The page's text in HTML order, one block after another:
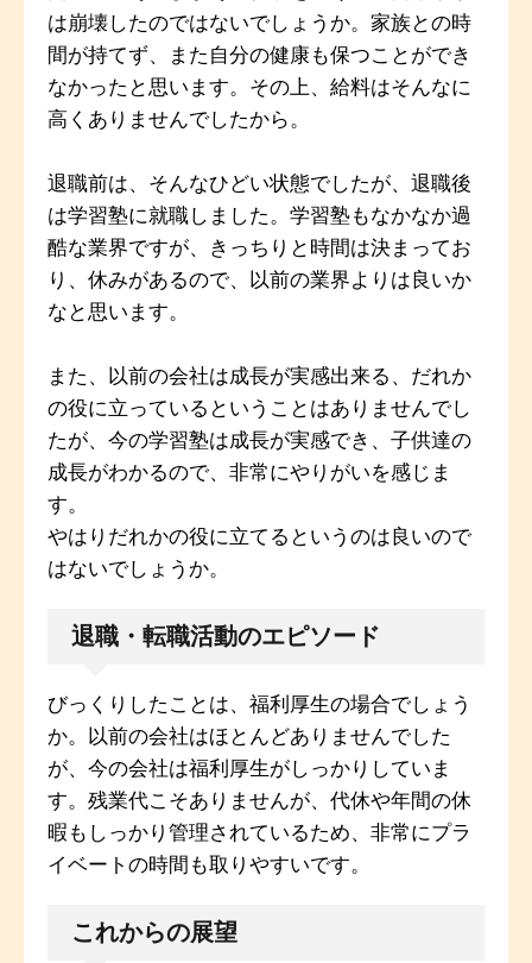
は崩壊したのではないでしょうか。家族との時
間が持てず、また自分の健康も保つことができ
なかったと思います。その上、給料はそんなに
高くありませんでしたから。
退職前は、そんなひどい状態でしたが、退職後
は学習塾に就職しました。学習塾もなかなか過
酷な業界ですが、きっちりと時間は決まってお
り、休みがあるので、以前の業界よりは良いか
なと思います。
また、以前の会社は成長が実感出来る、だれか
の役に立っているということはありませんでし
たが、今の学習塾は成長が実感でき、子供達の
成長がわかるので、非常にやりがいを感じま
す。
やはりだれかの役に立てるというのは良いので
はないでしょうか。
退職・転職活動のエピソード
びっくりしたことは、福利厚生の場合でしょう
か。以前の会社はほとんどありませんでした
が、今の会社は福利厚生がしっかりしていま
す。残業代こそありませんが、代休や年間の休
暇もしっかり管理されているため、非常にプラ
イベートの時間も取りやすいです。
これからの展望